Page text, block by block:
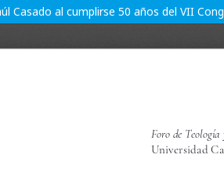
Casado al cumplirse 50 años del VII